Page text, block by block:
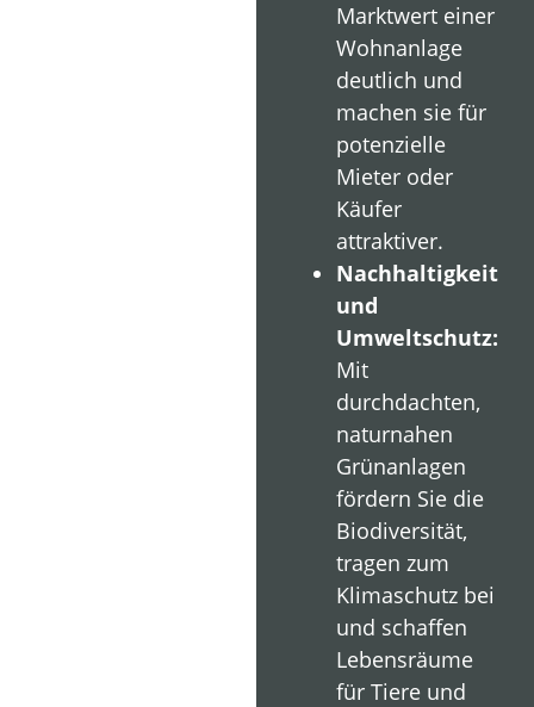
Marktwert einer
Wohnanlage
deutlich und
machen sie für
potenzielle
Mieter oder
Käufer
attraktiver.
Nachhaltigkeit
und
Umweltschutz:
Mit
durchdachten,
naturnahen
Grünanlagen
fördern Sie die
Biodiversität,
tragen zum
Klimaschutz bei
und schaffen
Lebensräume
für Tiere und